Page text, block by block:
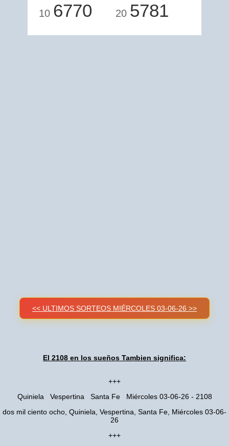
10 6770 20 5781
<< ULTIMOS SORTEOS MIÉRCOLES 03-06-26 >>
El 2108 en los sueños Tambien significa:
+++
Quiniela Vespertina Santa Fe Miércoles 03-06-26 - 2108
dos mil ciento ocho, Quiniela, Vespertina, Santa Fe, Miércoles 03-06-
26
+++